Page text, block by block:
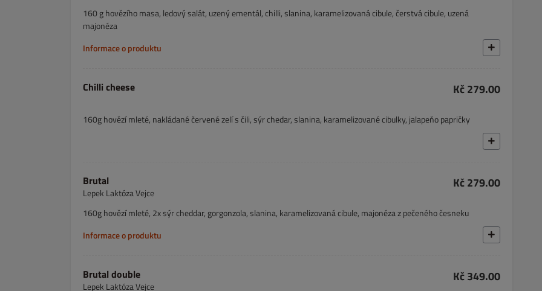
160 g hovězího masa, ledový salát, uzený ementál, chilli, slanina, karamelizovaná cibule, čerstvá cibule, uzená
majonéza
Informace o produktu
Chilli cheese Kč 279.00
160g hovězí mleté, nakládané červené zelí s čili, sýr chedar, slanina, karamelizované cibulky, jalapeňo papričky
Brutal
Lepek Laktóza Vejce
Kč 279.00
160g hovězí mleté, 2x sýr cheddar, gorgonzola, slanina, karamelizovaná cibule, majonéza z pečeného česneku
Informace o produktu
Brutal double
Lepek Laktóza Vejce
Kč 349.00